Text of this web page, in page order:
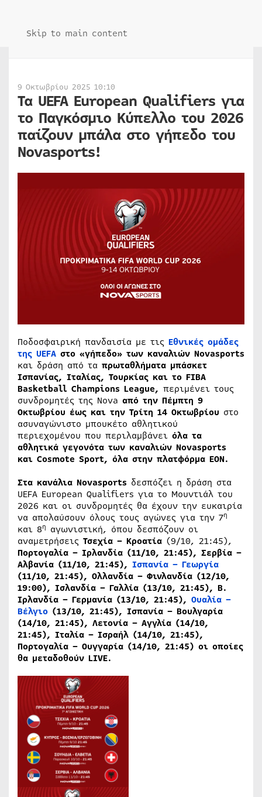
Skip to main content
9 Οκτωβρίου 2025 10:10
Τα UEFA European Qualifiers για
το Παγκόσμιο Κύπελλο του 2026
παίζουν μπάλα στο γήπεδο του
Novasports!
Ποδοσφαιρική πανδαισία με τις Εθνικές ομάδες
της UEFA στο «γήπεδο» των καναλιών Novasports
και δράση από τα πρωταθλήματα μπάσκετ
Ισπανίας, Ιταλίας, Τουρκίας και το FIBA
Basketball Champions League, περιμένει τους
συνδρομητές της Nova από την Πέμπτη 9
Οκτωβρίου έως και την Τρίτη 14 Οκτωβρίου στο
ασυναγώνιστο μπουκέτο αθλητικού
περιεχομένου που περιλαμβάνει όλα τα
αθλητικά γεγονότα των καναλιών Novasports
και Cosmote Sport, όλα στην πλατφόρμα EON.
Στα κανάλια Novasports δεσπόζει η δράση στα
UEFA European Qualifiers για το Μουντιάλ του
2026 και οι συνδρομητές θα έχουν την ευκαιρία
να απολαύσουν όλους τους αγώνες για την 7η
και 8η αγωνιστική, όπου δεσπόζουν οι
αναμετρήσεις Τσεχία – Κροατία (9/10, 21:45),
Πορτογαλία – Ιρλανδία (11/10, 21:45), Σερβία –
Αλβανία (11/10, 21:45), Ισπανία – Γεωργία
(11/10, 21:45), Ολλανδία – Φινλανδία (12/10,
19:00), Ισλανδία – Γαλλία (13/10, 21:45), Β.
Ιρλανδία – Γερμανία (13/10, 21:45), Ουαλία –
Βέλγιο (13/10, 21:45), Ισπανία – Βουλγαρία
(14/10, 21:45), Λετονία – Αγγλία (14/10,
21:45), Ιταλία – Ισραήλ (14/10, 21:45),
Πορτογαλία – Ουγγαρία (14/10, 21:45) οι οποίες
θα μεταδοθούν LIVE.